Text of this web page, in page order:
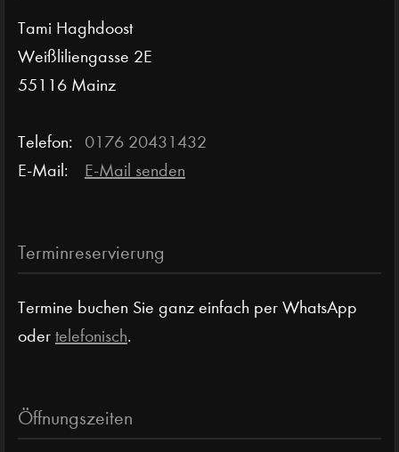
Tami Haghdoost
Weißliliengasse 2E
55116 Mainz
Telefon:
0176 20431432
E-Mail:
E-Mail senden
Terminreservierung
Termine buchen Sie ganz einfach per WhatsApp
oder telefonisch.
Öffnungszeiten